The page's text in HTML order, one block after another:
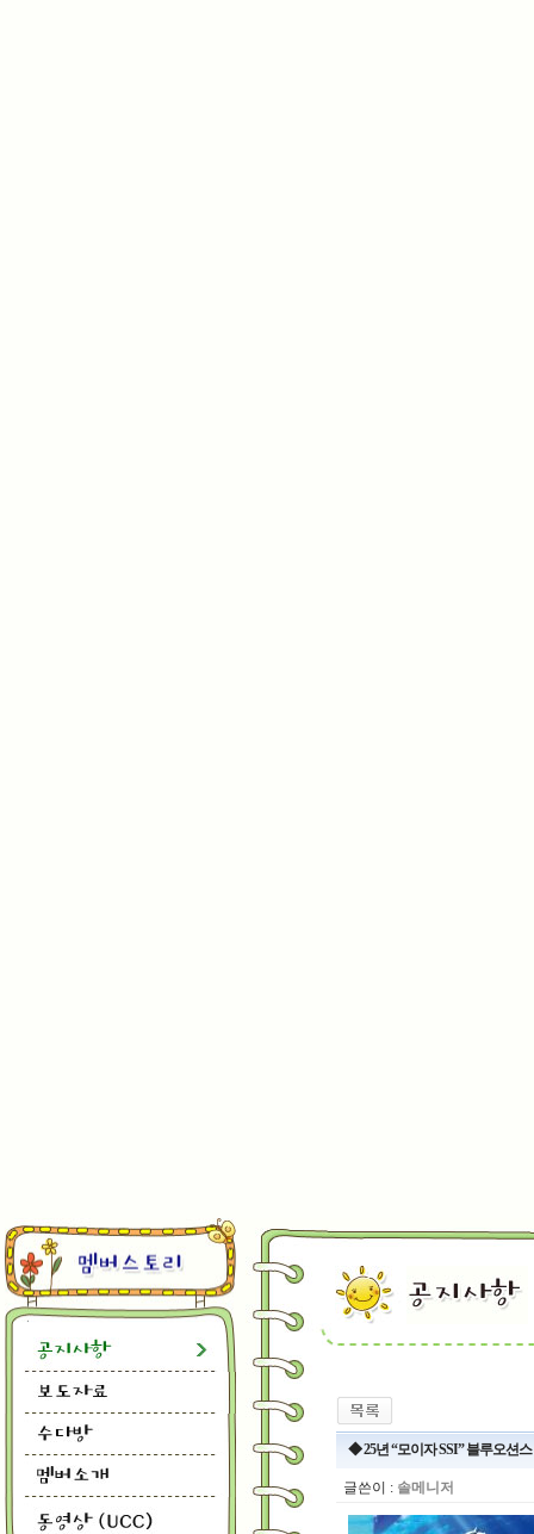
◆ 25년 “모이자 SSI” 블루오션
글쓴이 : 솔메니저